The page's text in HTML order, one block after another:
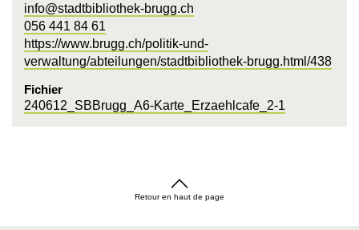
info@stadtbibliothek-brugg.ch
056 441 84 61
https://www.brugg.ch/politik-und-
verwaltung/abteilungen/stadtbibliothek-brugg.html/438
Fichier
240612_SBBrugg_A6-Karte_Erzaehlcafe_2-1
Retour en haut de page